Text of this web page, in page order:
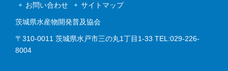
お問い合わせ サイトマップ
茨城県水産物開発普及協会
〒310-0011 茨城県水戸市三の丸1丁目1-33 TEL:029-226-
8004